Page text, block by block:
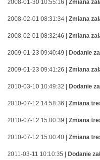
2008-01-30 10:55:16 | Zmiana
2008-02-01 08:31:34 | Zmiana
2008-02-01 08:32:46 | Zmiana
2009-01-23 09:40:49 | Dodanie
2009-01-23 09:41:26 | Zmiana
2010-03-10 10:49:32 | Dodanie
2010-07-12 14:58:36 | Zmiana
2010-07-12 15:00:39 | Zmiana
2010-07-12 15:00:40 | Zmiana
2011-03-11 10:10:35 | Dodanie